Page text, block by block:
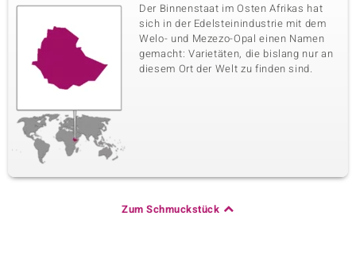
Der Binnenstaat im Osten Afrikas hat
sich in der Edelsteinindustrie mit dem
Welo- und Mezezo-Opal einen Namen
gemacht: Varietäten, die bislang nur an
diesem Ort der Welt zu finden sind.
Zum Schmuckstück